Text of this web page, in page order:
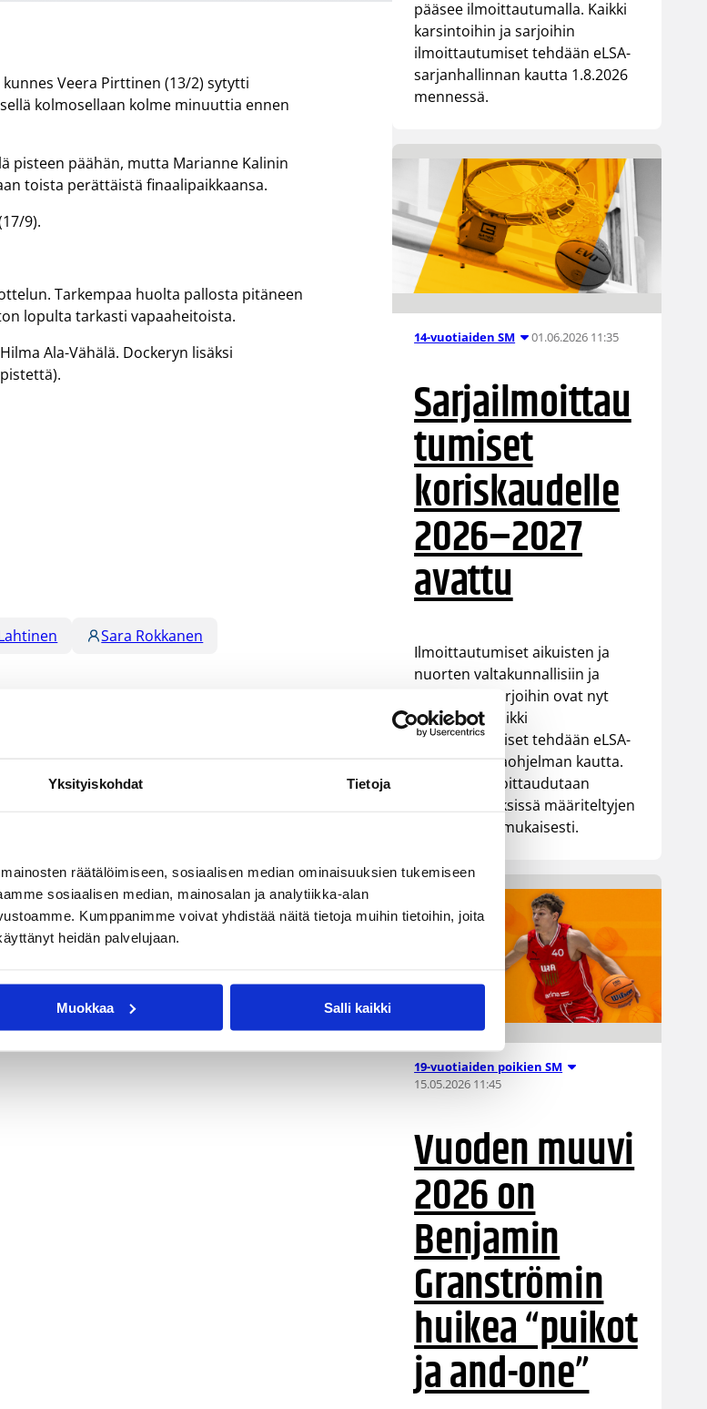
Yksityiskohdat Tietoja
räätälöimiseen, sosiaalisen median ominaisuuksien tukemiseen
sosiaalisen median, mainosalan ja analytiikka-alan
Kumppanimme voivat yhdistää näitä tietoja muihin tietoihin, joita
heidän palvelujaan.
Muokkaa Salli kaikki
Veera Pirttinen (13/2) sytytti
kolmosellaan kolme minuuttia ennen
pisteen päähän, mutta Marianne Kalinin
toista perättäistä finaalipaikkaansa.
9).
Tarkempaa huolta pallosta pitäneen
lopulta tarkasti vapaaheitoista.
Ala-Vähälä. Dockeryn lisäksi
Sara Rokkanen
pääsee ilmoittautumalla. Kaikki
karsintoihin ja sarjoihin
ilmoittautumiset tehdään eLSA-
sarjanhallinnan kautta 1.8.2026
mennessä.
14-vuotiaiden SM 01.06.2026 11:35
Sarjailmoittau
tumiset
koriskaudelle
2026–2027
avattu
Ilmoittautumiset aikuisten ja
nuorten valtakunnallisiin ja
alueellisiin sarjoihin ovat nyt
käynnissä. Kaikki
ilmoittautumiset tehdään eLSA-
sarjanhallintaohjelman kautta.
Sarjoihin ilmoittaudutaan
sarjamääräyksissä määriteltyjen
aikataulujen mukaisesti.
19-vuotiaiden poikien SM
15.05.2026 11:45
Vuoden muuvi
2026 on
Benjamin
Granströmin
huikea “puikot
ja and-one”